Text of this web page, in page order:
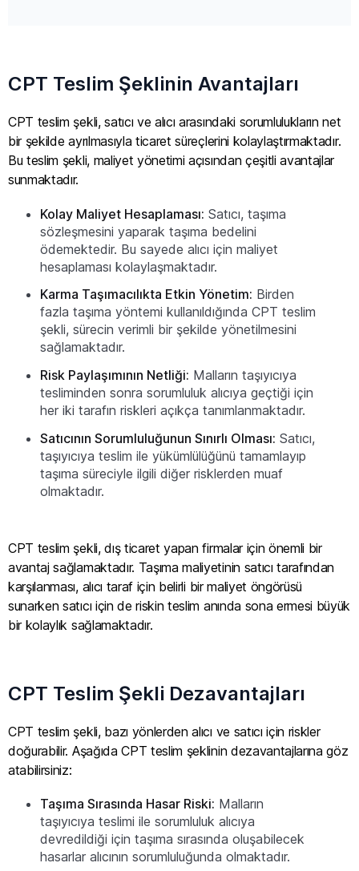
CPT Teslim Şeklinin Avantajları
CPT teslim şekli, satıcı ve alıcı arasındaki sorumlulukların net
bir şekilde ayrılmasıyla ticaret süreçlerini kolaylaştırmaktadır.
Bu teslim şekli, maliyet yönetimi açısından çeşitli avantajlar
sunmaktadır.
Kolay Maliyet Hesaplaması: Satıcı, taşıma
sözleşmesini yaparak taşıma bedelini
ödemektedir. Bu sayede alıcı için maliyet
hesaplaması kolaylaşmaktadır.
Karma Taşımacılıkta Etkin Yönetim: Birden
fazla taşıma yöntemi kullanıldığında CPT teslim
şekli, sürecin verimli bir şekilde yönetilmesini
sağlamaktadır.
Risk Paylaşımının Netliği: Malların taşıyıcıya
tesliminden sonra sorumluluk alıcıya geçtiği için
her iki tarafın riskleri açıkça tanımlanmaktadır.
Satıcının Sorumluluğunun Sınırlı Olması: Satıcı,
taşıyıcıya teslim ile yükümlülüğünü tamamlayıp
taşıma süreciyle ilgili diğer risklerden muaf
olmaktadır.
CPT teslim şekli, dış ticaret yapan firmalar için önemli bir
avantaj sağlamaktadır. Taşıma maliyetinin satıcı tarafından
karşılanması, alıcı taraf için belirli bir maliyet öngörüsü
sunarken satıcı için de riskin teslim anında sona ermesi büyük
bir kolaylık sağlamaktadır.
CPT Teslim Şekli Dezavantajları
CPT teslim şekli, bazı yönlerden alıcı ve satıcı için riskler
doğurabilir. Aşağıda CPT teslim şeklinin dezavantajlarına göz
atabilirsiniz:
Taşıma Sırasında Hasar Riski: Malların
taşıyıcıya teslimi ile sorumluluk alıcıya
devredildiği için taşıma sırasında oluşabilecek
hasarlar alıcının sorumluluğunda olmaktadır.